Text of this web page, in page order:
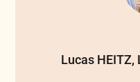
Lucas